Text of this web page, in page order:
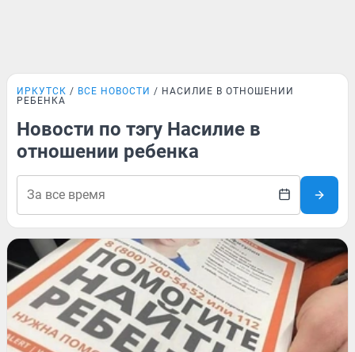
ИРКУТСК ВСЕ НОВОСТИ
НАСИЛИЕ В ОТНОШЕНИИ
РЕБЕНКА
Новости по тэгу Насилие в
отношении ребенка